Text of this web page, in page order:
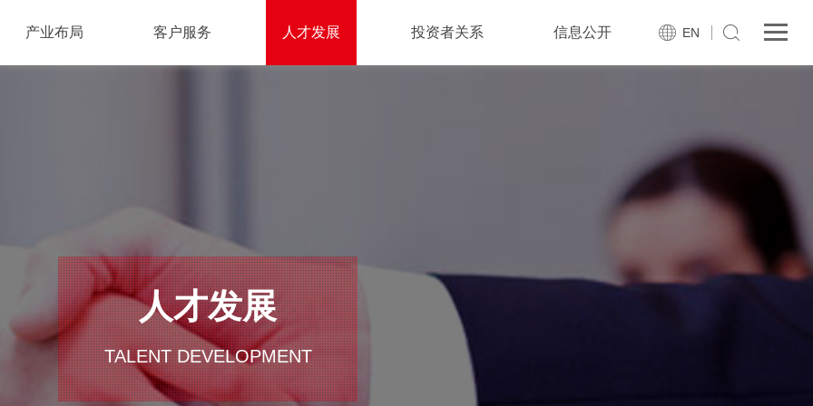
EN
产业布局 客户服务 人才发展 投资者关系 信息公开
人才发展
TALENT DEVELOPMENT